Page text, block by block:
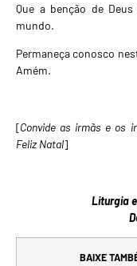
Que a benção de
mundo.
Permaneça conosco
Amém.
[Convide as irmãs e os
Feliz Natal]
Liturgia
BAIXE